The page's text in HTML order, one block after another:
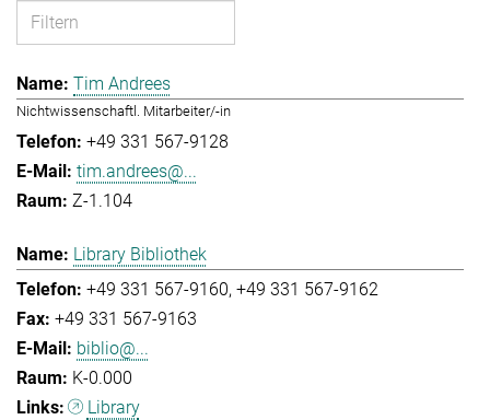
Tim Andrees
Nichtwissenschaftl. Mitarbeiter/-in
+49 331 567-9128
tim.andrees@...
Z-1.104
Library Bibliothek
+49 331 567-9160 +49 331 567-9162
+49 331 567-9163
biblio@...
K-0.000
Library